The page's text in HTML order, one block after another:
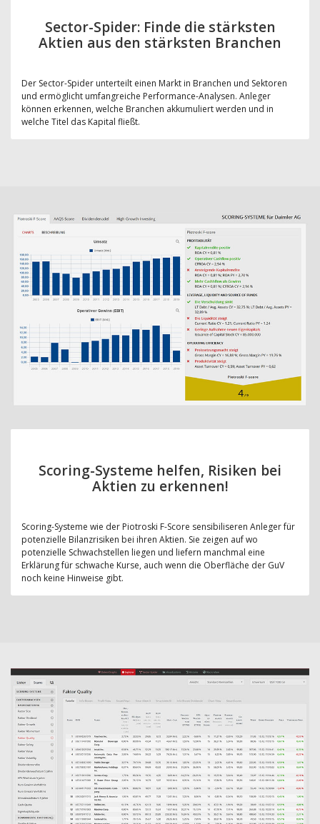
Sector-Spider: Finde die stärksten
Aktien aus den stärksten Branchen
Der Sector-Spider unterteilt einen Markt in Branchen und Sektoren
und ermöglicht umfangreiche Performance-Analysen. Anleger
können erkennen, welche Branchen akkumuliert werden und in
welche Titel das Kapital fließt.
Scoring-Systeme helfen, Risiken bei
Aktien zu erkennen!
Scoring-Systeme wie der Piotroski F-Score sensibiliseren Anleger für
potenzielle Bilanzrisiken bei ihren Aktien. Sie zeigen auf wo
potenzielle Schwachstellen liegen und liefern manchmal eine
Erklärung für schwache Kurse, auch wenn die Oberfläche der GuV
noch keine Hinweise gibt.